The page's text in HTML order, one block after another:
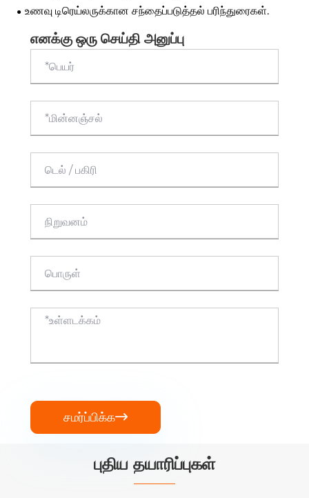
உணவு டிரெய்லருக்கான சந்தைப்படுத்தல் பரிந்துரைகள்.
எனக்கு ஒரு செய்தி அனுப்பு
சமர்ப்பிக்க
புதிய தயாரிப்புகள்